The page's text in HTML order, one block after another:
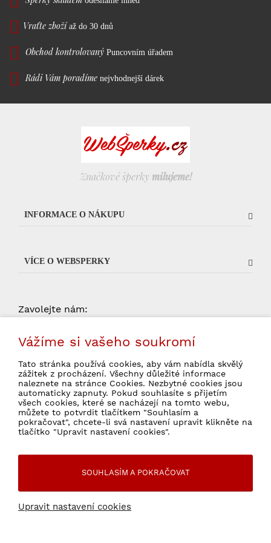
Vraťte zboží až do 30 dnů
Obchod kontrolovaný Puncovním úřadem
Rádi Vám poradíme nejvhodnejší dárek
Značkové šperky milujeme!
INFORMACE O NÁKUPU
VÍCE O WEBSPERKY
Zavolejte nám:
pátek, kromě státních svátků)
Souhlasím se zpracováním osobních údajů
pro marketingové účely.Ochrana osobních údajů
© 2026 WebSperky Všechny práva vyhrazené
Vážíme si vašeho soukromí
Tato stránka používá cookies, aby vám nabídla skvělý
zážitek z procházení. Všechny důležité informace
naleznete na stránce Cookies. Nezbytné cookies jsou
automaticky zapnuty. Pokud souhlasíte s přijetím
všech cookies, které se nacházejí na tomto webu,
můžete to potvrdit tlačítkem "Souhlasím a
pokračovat", chcete-li svá nastavení upravit klikněte na
tlačítko "Upravit nastavení cookies".
SOUHLASÍM A POKRAČOVAT
Upravit nastavení cookies